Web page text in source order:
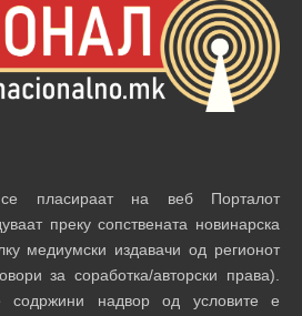
пласираат на веб Порталот
преку сопствената новинарска
медиумски издавачи од регионот
за соработка/авторски права).
содржини надвор од условите е